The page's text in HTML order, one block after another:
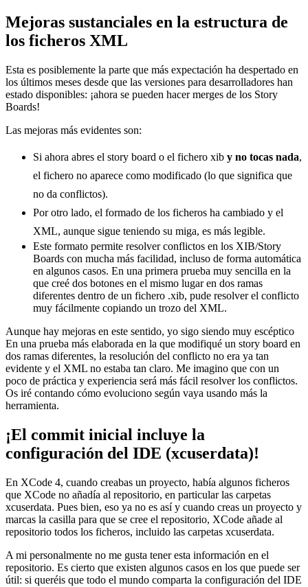
Mejoras sustanciales en la estructura de
los ficheros XML
Esta es posiblemente la parte que más expectación ha despertado en
los últimos meses desde que las versiones para desarrolladores han
estado disponibles: ¡ahora se pueden hacer merges de los Story
Boards!
Las mejoras más evidentes son:
Si ahora abres el story board o el fichero xib y no tocas nada,
el fichero no aparece como modificado (lo que significa que
no da conflictos).
Por otro lado, el formado de los ficheros ha cambiado y el
XML, aunque sigue teniendo su miga, es más legible.
Este formato permite resolver conflictos en los XIB/Story
Boards con mucha más facilidad, incluso de forma automática
en algunos casos. En una primera prueba muy sencilla en la
que creé dos botones en el mismo lugar en dos ramas
diferentes dentro de un fichero .xib, pude resolver el conflicto
muy fácilmente copiando un trozo del XML.
Aunque hay mejoras en este sentido, yo sigo siendo muy escéptico
En una prueba más elaborada en la que modifiqué un story board en
dos ramas diferentes, la resolución del conflicto no era ya tan
evidente y el XML no estaba tan claro. Me imagino que con un
poco de práctica y experiencia será más fácil resolver los conflictos.
Os iré contando cómo evoluciono según vaya usando más la
herramienta.
¡El commit inicial incluye la
configuración del IDE (xcuserdata)!
En XCode 4, cuando creabas un proyecto, había algunos ficheros
que XCode no añadía al repositorio, en particular las carpetas
xcuserdata. Pues bien, eso ya no es así y cuando creas un proyecto y
marcas la casilla para que se cree el repositorio, XCode añade al
repositorio todos los ficheros, incluido las carpetas xcuserdata.
A mi personalmente no me gusta tener esta información en el
repositorio. Es cierto que existen algunos casos en los que puede ser
útil: si queréis que todo el mundo comparta la configuración del IDE